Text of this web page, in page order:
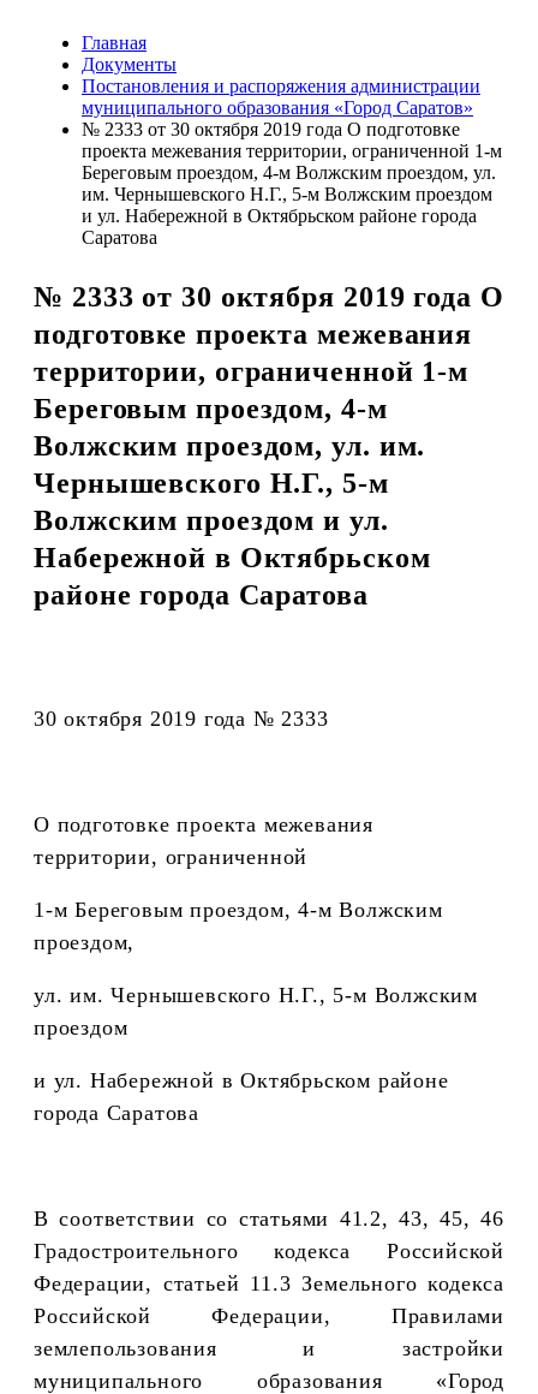
Главная
Документы
Постановления и распоряжения администрации
муниципального образования «Город Саратов»
№ 2333 от 30 октября 2019 года О подготовке
проекта межевания территории, ограниченной 1-м
Береговым проездом, 4-м Волжским проездом, ул.
им. Чернышевского Н.Г., 5-м Волжским проездом
и ул. Набережной в Октябрьском районе города
Саратова
№ 2333 от 30 октября 2019 года О
подготовке проекта межевания
территории, ограниченной 1-м
Береговым проездом, 4-м
Волжским проездом, ул. им.
Чернышевского Н.Г., 5-м
Волжским проездом и ул.
Набережной в Октябрьском
районе города Саратова
30 октября 2019 года № 2333
О подготовке проекта межевания
территории, ограниченной
1-м Береговым проездом, 4-м Волжским
проездом,
ул. им. Чернышевского Н.Г., 5-м Волжским
проездом
и ул. Набережной в Октябрьском районе
города Саратова
В соответствии со статьями 41.2, 43, 45, 46
Градостроительного кодекса Российской
Федерации, статьей 11.3 Земельного кодекса
Российской Федерации, Правилами
землепользования и застройки
муниципального образования «Город